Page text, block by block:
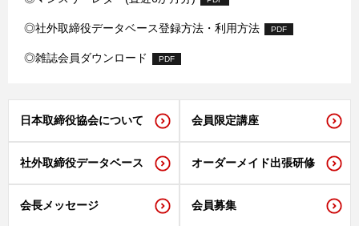
◎社外取締役データベース登録方法・利用方法 PDF
◎雑誌会員ダウンロード PDF
日本取締役協会について 会員限定講座
社外取締役データベース オーダーメイド出張研修
会長メッセージ 会員募集